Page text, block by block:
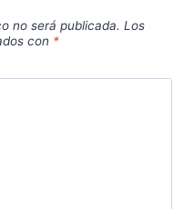
no será publicada. Los
con *